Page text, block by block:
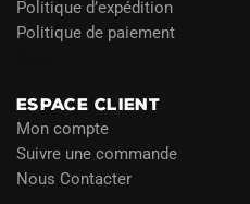
Politique d’expédition
Politique de paiement
ESPACE CLIENT
Mon compte
Suivre une commande
Nous Contacter